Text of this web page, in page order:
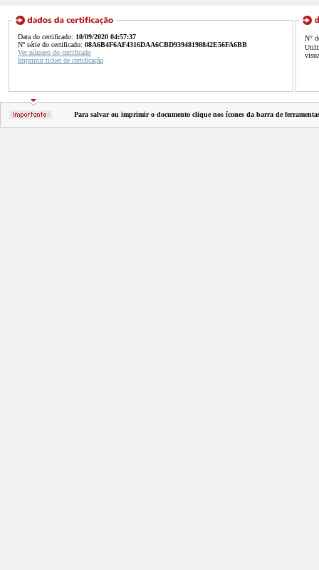
Data do certificado: 10/09/2020 04:57:37
Nº série do certificado: 08A6B4F6AF4316DAA6CBD93948198842E56FA6BB
Ver número do certificado
Imprimir ticket de certificação
N°
Para salvar ou imprimir o documento clique nos ícones da barra de